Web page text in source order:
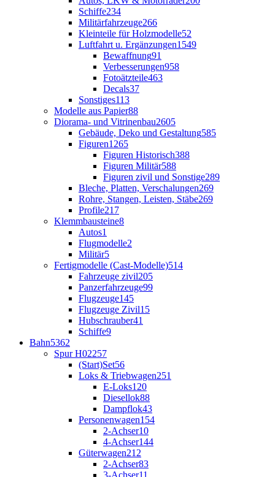
Schiffe234
Militärfahrzeuge266
Kleinteile für Holzmodelle52
Luftfahrt u. Ergänzungen1549
Bewaffnung91
Verbesserungen958
Fotoätzteile463
Decals37
Sonstiges113
Modelle aus Papier88
Diorama- und Vitrinenbau2605
Gebäude, Deko und Gestaltung585
Figuren1265
Figuren Historisch388
Figuren Militär588
Figuren zivil und Sonstige289
Bleche, Platten, Verschalungen269
Rohre, Stangen, Leisten, Stäbe269
Profile217
Klemmbausteine8
Autos1
Flugmodelle2
Militär5
Fertigmodelle (Cast-Modelle)514
Fahrzeuge zivil205
Panzerfahrzeuge99
Flugzeuge145
Flugzeuge Zivil15
Hubschrauber41
Schiffe9
Bahn5362
Spur H02257
(Start)Set56
Loks & Triebwagen251
E-Loks120
Diesellok88
Dampflok43
Personenwagen154
2-Achser10
4-Achser144
Güterwagen212
2-Achser83
3-Achser11